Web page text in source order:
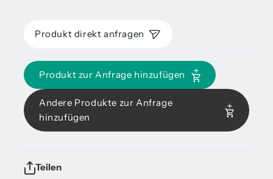
Produkt direkt anfragen
Produkt zur Anfrage hinzufügen
Andere Produkte zur Anfrage
hinzufügen
Teilen